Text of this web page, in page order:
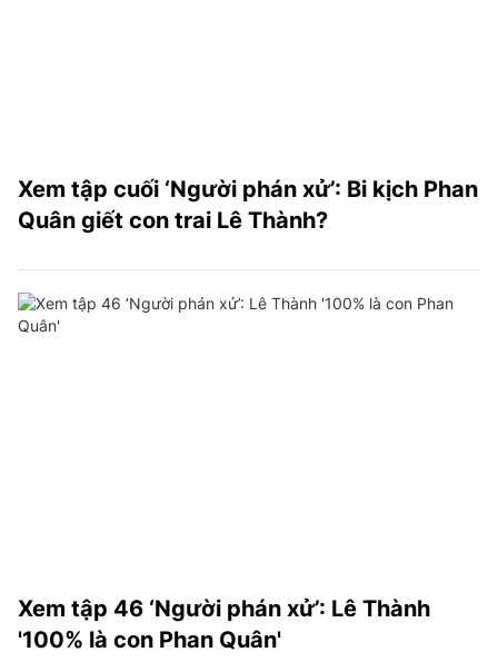
Xem tập cuối ‘Người phán xử’: Bi kịch Phan
Quân giết con trai Lê Thành?
Xem tập 46 ‘Người phán xử’: Lê Thành
'100% là con Phan Quân'